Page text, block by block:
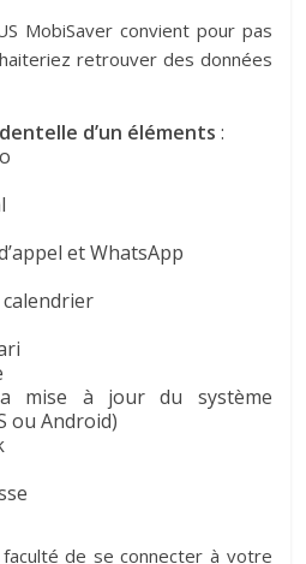
MobiSaver convient pour pas
retrouver des données
d’un éléments :
et WhatsApp
mise à jour du système
ou Android)
de se connecter à votre